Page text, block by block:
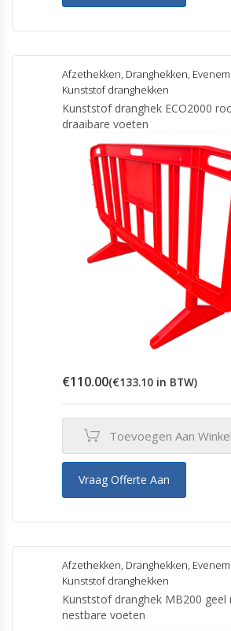
Afzethekken, Dranghekken,
Kunststof dranghekken
Kunststof dranghek ECO2000
draaibare voeten
€110.00(€133.10 in BTW)
Toevoegen Aan
Vraag Offerte Aan
Afzethekken, Dranghekken,
Kunststof dranghekken
Kunststof dranghek MB200 geel
nestbare voeten